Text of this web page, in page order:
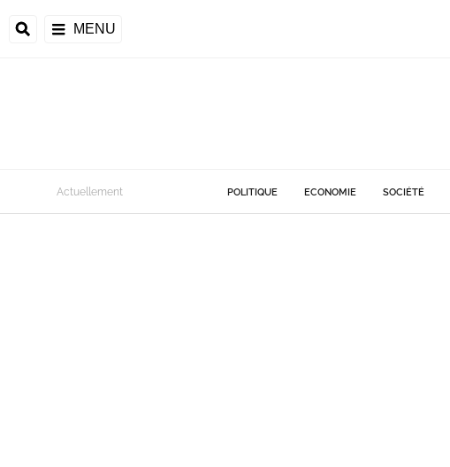
MENU
Actuellement POLITIQUE ECONOMIE SOCIÉTÉ